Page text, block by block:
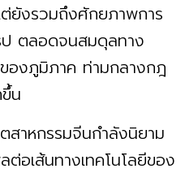
ยังรวมถึงศักยภาพการ
ป ตลอดจนสมดุลทาง
องภูมิภาค ท่ามกลางกฎ
น
สาหกรรมจีนกำลังนิยาม
อเส้นทางเทคโนโลยีของ